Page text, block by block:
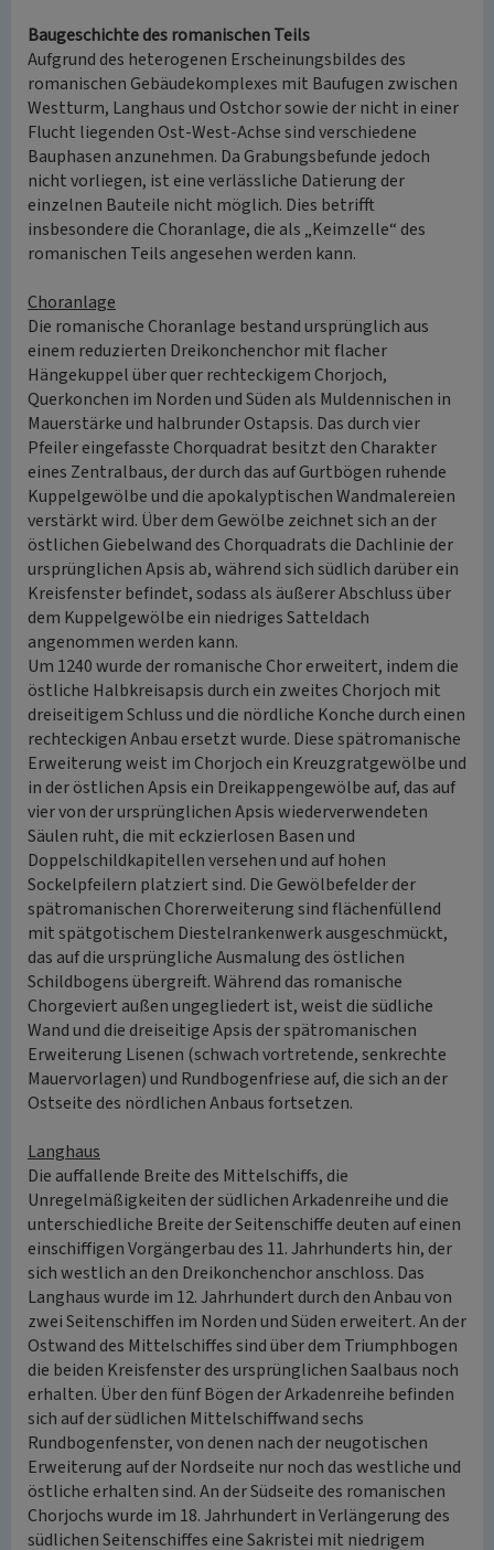
Baugeschichte des romanischen Teils
Aufgrund des heterogenen Erscheinungsbildes des
romanischen Gebäudekomplexes mit Baufugen zwischen
Westturm, Langhaus und Ostchor sowie der nicht in einer
Flucht liegenden Ost-West-Achse sind verschiedene
Bauphasen anzunehmen. Da Grabungsbefunde jedoch
nicht vorliegen, ist eine verlässliche Datierung der
einzelnen Bauteile nicht möglich. Dies betrifft
insbesondere die Choranlage, die als „Keimzelle“ des
romanischen Teils angesehen werden kann.
Choranlage
Die romanische Choranlage bestand ursprünglich aus
einem reduzierten Dreikonchenchor mit flacher
Hängekuppel über quer rechteckigem Chorjoch,
Querkonchen im Norden und Süden als Muldennischen in
Mauerstärke und halbrunder Ostapsis. Das durch vier
Pfeiler eingefasste Chorquadrat besitzt den Charakter
eines Zentralbaus, der durch das auf Gurtbögen ruhende
Kuppelgewölbe und die apokalyptischen Wandmalereien
verstärkt wird. Über dem Gewölbe zeichnet sich an der
östlichen Giebelwand des Chorquadrats die Dachlinie der
ursprünglichen Apsis ab, während sich südlich darüber ein
Kreisfenster befindet, sodass als äußerer Abschluss über
dem Kuppelgewölbe ein niedriges Satteldach
angenommen werden kann.
Um 1240 wurde der romanische Chor erweitert, indem die
östliche Halbkreisapsis durch ein zweites Chorjoch mit
dreiseitigem Schluss und die nördliche Konche durch einen
rechteckigen Anbau ersetzt wurde. Diese spätromanische
Erweiterung weist im Chorjoch ein Kreuzgratgewölbe und
in der östlichen Apsis ein Dreikappengewölbe auf, das auf
vier von der ursprünglichen Apsis wiederverwendeten
Säulen ruht, die mit eckzierlosen Basen und
Doppelschildkapitellen versehen und auf hohen
Sockelpfeilern platziert sind. Die Gewölbefelder der
spätromanischen Chorerweiterung sind flächenfüllend
mit spätgotischem Diestelrankenwerk ausgeschmückt,
das auf die ursprüngliche Ausmalung des östlichen
Schildbogens übergreift. Während das romanische
Chorgeviert außen ungegliedert ist, weist die südliche
Wand und die dreiseitige Apsis der spätromanischen
Erweiterung Lisenen (schwach vortretende, senkrechte
Mauervorlagen) und Rundbogenfriese auf, die sich an der
Ostseite des nördlichen Anbaus fortsetzen.
Langhaus
Die auffallende Breite des Mittelschiffs, die
Unregelmäßigkeiten der südlichen Arkadenreihe und die
unterschiedliche Breite der Seitenschiffe deuten auf einen
einschiffigen Vorgängerbau des 11. Jahrhunderts hin, der
sich westlich an den Dreikonchenchor anschloss. Das
Langhaus wurde im 12. Jahrhundert durch den Anbau von
zwei Seitenschiffen im Norden und Süden erweitert. An der
Ostwand des Mittelschiffes sind über dem Triumphbogen
die beiden Kreisfenster des ursprünglichen Saalbaus noch
erhalten. Über den fünf Bögen der Arkadenreihe befinden
sich auf der südlichen Mittelschiffwand sechs
Rundbogenfenster, von denen nach der neugotischen
Erweiterung auf der Nordseite nur noch das westliche und
östliche erhalten sind. An der Südseite des romanischen
Chorjochs wurde im 18. Jahrhundert in Verlängerung des
südlichen Seitenschiffes eine Sakristei mit niedrigem